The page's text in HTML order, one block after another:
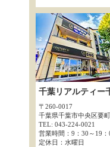
千葉リアルティー
〒260-0017
千葉県千葉市中央区要
TEL: 043-224-0021
営業時間：9：30～19：
定休日：水曜日